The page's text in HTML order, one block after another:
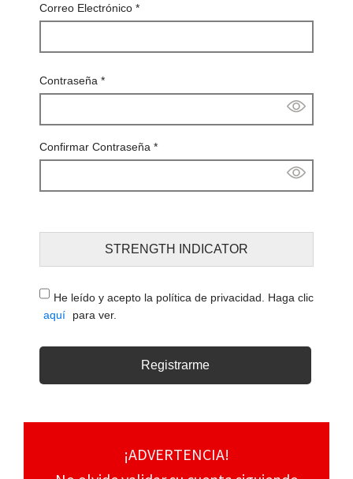
Correo Electrónico *
Contraseña *
Confirmar Contraseña *
STRENGTH INDICATOR
He leído y acepto la política de privacidad. Haga clic
aquí
para ver.
¡ADVERTENCIA!